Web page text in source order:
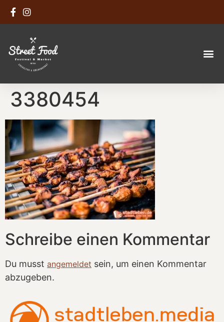
3380454
Schreibe einen Kommentar
Du musst angemeldet sein, um einen Kommentar
abzugeben.